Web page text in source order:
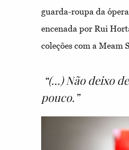
guarda-roupa da ópera
encenada por Rui
coleções com a Meam
“(...) Não deixo
pouco.”